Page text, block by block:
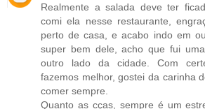
Realmente a salada deve ter
comi ela nesse restaurante,
perto de casa, e acabo indo em
super bem dele, acho que fui
outro lado da cidade. Com
fazemos melhor, gostei da carinha
comer sempre.
Quanto as cças, sempre é um